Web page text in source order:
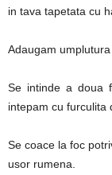
in tava tapetata cu
Adaugam
Se intinde a doua
intepam cu furculita
Se coace la foc
usor rumena.